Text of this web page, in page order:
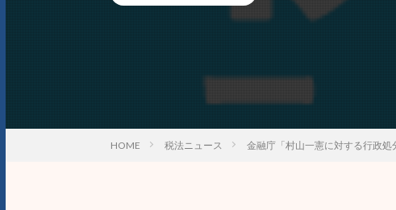
HOME 税法ニュース 金融庁「村山一憲に対する行政処